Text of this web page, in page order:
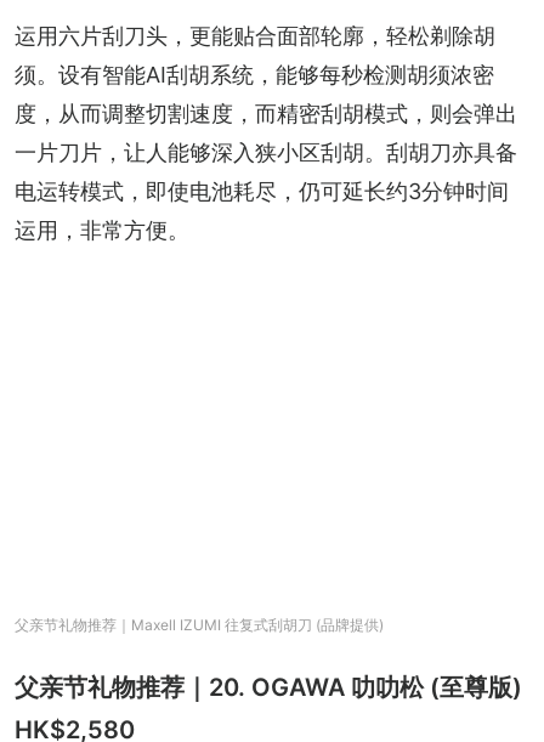
运用六片刮刀头，更能贴合面部轮廓，轻松剃除胡
须。设有智能AI刮胡系统，能够每秒检测胡须浓密
度，从而调整切割速度，而精密刮胡模式，则会弹出
一片刀片，让人能够深入狭小区刮胡。刮胡刀亦具备
电运转模式，即使电池耗尽，仍可延长约3分钟时间
运用，非常方便。
父亲节礼物推荐｜Maxell IZUMI 往复式刮胡刀 (品牌提供)
父亲节礼物推荐｜20. OGAWA 叻叻松 (至尊版)
HK$2,580